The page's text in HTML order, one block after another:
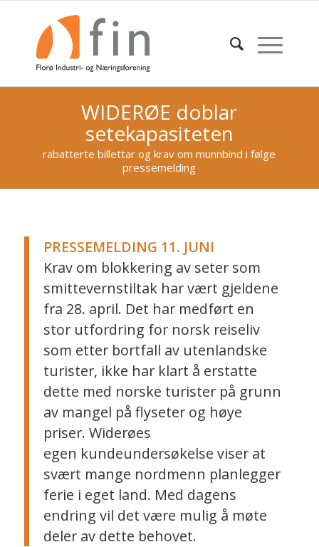
WIDERØE doblar
setekapasiteten
rabatterte billettar og krav om munnbind i følge
pressemelding
PRESSEMELDING 11. JUNI
Krav om blokkering av seter som
smittevernstiltak har vært gjeldene
fra 28. april. Det har medført en
stor utfordring for norsk reiseliv
som etter bortfall av utenlandske
turister, ikke har klart å erstatte
dette med norske turister på grunn
av mangel på flyseter og høye
priser. Widerøes
egen kundeundersøkelse viser at
svært mange nordmenn planlegger
ferie i eget land. Med dagens
endring vil det være mulig å møte
deler av dette behovet.